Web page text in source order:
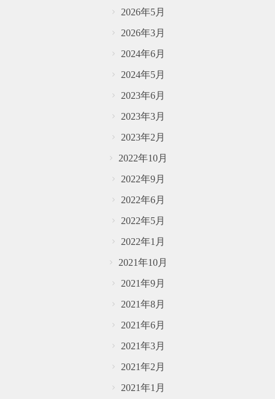
2026年5月
2026年3月
2024年6月
2024年5月
2023年6月
2023年3月
2023年2月
2022年10月
2022年9月
2022年6月
2022年5月
2022年1月
2021年10月
2021年9月
2021年8月
2021年6月
2021年3月
2021年2月
2021年1月